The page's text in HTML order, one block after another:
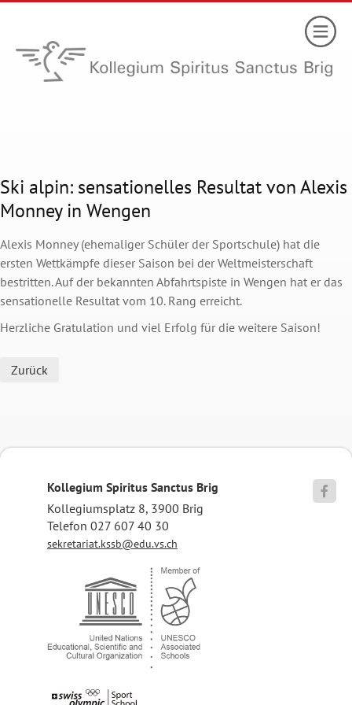
Ski alpin: sensationelles Resultat von Alexis
Monney in Wengen
Alexis Monney (ehemaliger Schüler der Sportschule) hat die
ersten Wettkämpfe dieser Saison bei der Weltmeisterschaft
bestritten. Auf der bekannten Abfahrtspiste in Wengen hat er das
sensationelle Resultat vom 10. Rang erreicht.
Herzliche Gratulation und viel Erfolg für die weitere Saison!
Zurück
Kollegium Spiritus Sanctus Brig
Kollegiumsplatz 8, 3900 Brig
Telefon 027 607 40 30
sekretariat.kssb@edu.vs.ch
